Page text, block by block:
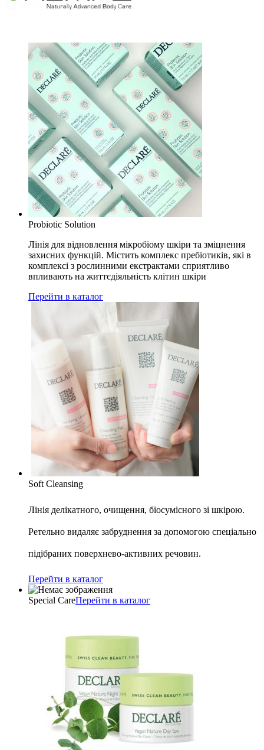
Probiotic Solution
Лінія для відновлення мікробіому шкіри та зміцнення
захисних функцій. Містить комплекс пребіотиків, які в
комплексі з рослинними екстрактами сприятливо
впливають на життєдіяльність клітин шкіри
Перейти в каталог
Soft Cleansing
Лінія делікатного, очищення, біосумісного зі шкірою.
Ретельно видаляє забруднення за допомогою спеціально
підібраних поверхнево-активних речовин.
Перейти в каталог
Special CareПерейти в каталог